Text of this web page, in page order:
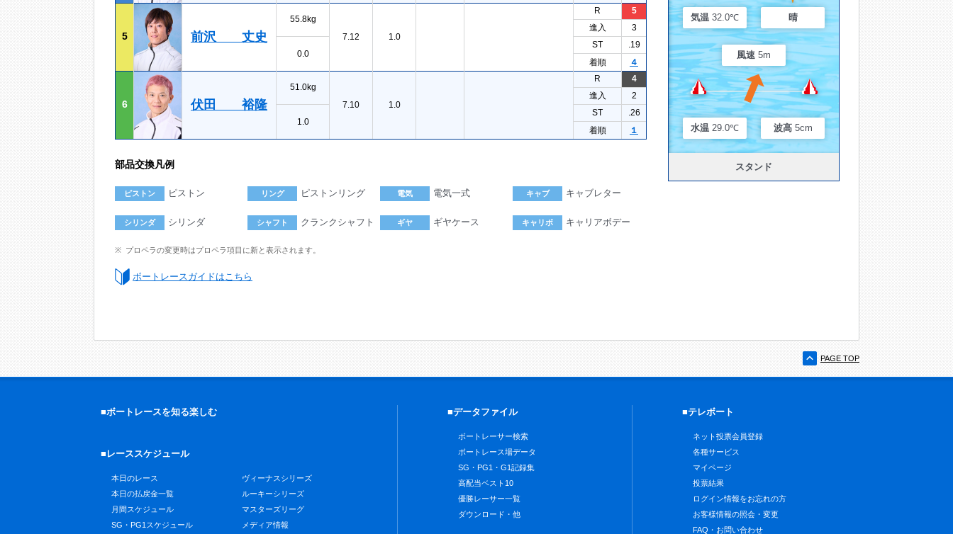
5 前沢 丈史
55.8kg
7.12
1.0
R
5
進入
3
0.0
ST
.19
着順
４
6 伏田 裕隆
51.0kg
7.10
1.0
R
4
進入
2
1.0
ST
.26
着順
１
部品交換凡例
ピストン ピストン リング ピストンリング 電気 電気一式 キャブ キャブレター
シリンダ シリンダ シャフト クランクシャフト ギヤ ギヤケース キャリボ キャリアボデー
プロペラの変更時はプロペラ項目に新と表示されます。
ボートレースガイドはこちら
気温 32.0℃ 晴
風速 5m
水温 29.0℃ 波高 5cm
スタンド
PAGE TOP
■ボートレースを知る楽しむ
■レーススケジュール
本日のレース
本日の払戻金一覧
月間スケジュール
SG・PG1スケジュール
ヴィーナスシリーズ
ルーキーシリーズ
マスターズリーグ
メディア情報
■データファイル
ボートレーサー検索
ボートレース場データ
SG・PG1・G1記録集
高配当ベスト10
優勝レーサー一覧
ダウンロード・他
■テレボート
ネット投票会員登録
各種サービス
マイページ
投票結果
ログイン情報をお忘れの方
お客様情報の照会・変更
FAQ・お問い合わせ